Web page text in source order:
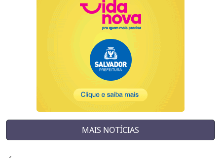
MAIS NOTÍCIAS